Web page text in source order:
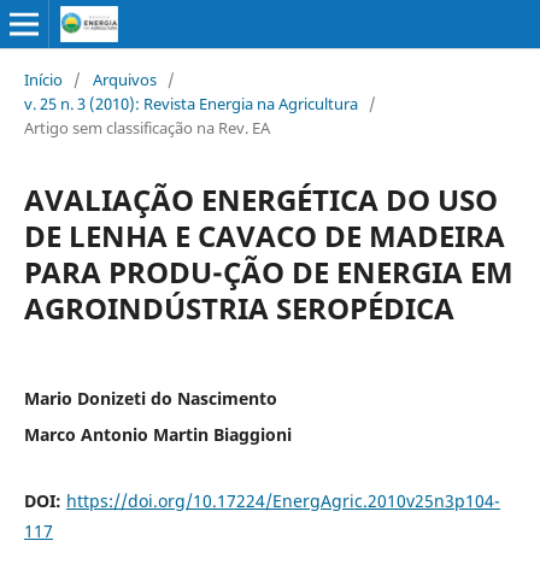
Início / Arquivos /
v. 25 n. 3 (2010): Revista Energia na Agricultura /
Artigo sem classificação na Rev. EA
AVALIAÇÃO ENERGÉTICA DO USO
DE LENHA E CAVACO DE MADEIRA
PARA PRODU-ÇÃO DE ENERGIA EM
AGROINDÚSTRIA SEROPÉDICA
Mario Donizeti do Nascimento
Marco Antonio Martin Biaggioni
DOI: https://doi.org/10.17224/EnergAgric.2010v25n3p104-
117